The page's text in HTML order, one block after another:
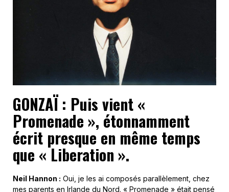
GONZAÏ : Puis vient «
Promenade », étonnamment
écrit presque en même temps
que « Liberation ».
Neil Hannon : Oui, je les ai composés parallèlement, chez
mes parents en Irlande du Nord. « Promenade » était pensé